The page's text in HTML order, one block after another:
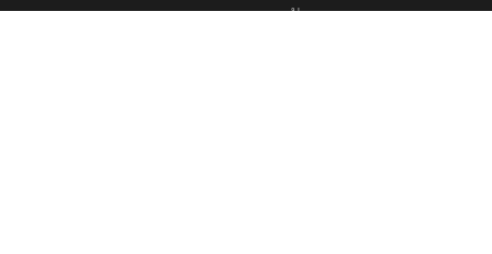
บ